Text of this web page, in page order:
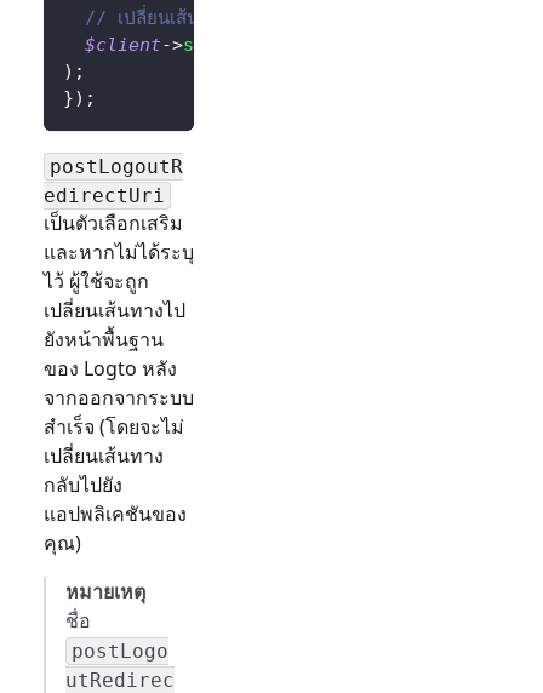
// เปลี่ยนเส้นทางผู้ใช้ไปยังหน้าแรกหลังจากลงชื่อออกสำเ
$client->signOut
) ;
}) ;
postLogoutR
edirectUri
เป็นตัวเลือกเสริม
และหากไม่ได้ระบุ
ไว้ ผู้ใช้จะถูก
เปลี่ยนเส้นทางไป
ยังหน้าพื้นฐาน
ของ Logto หลัง
จากออกจากระบบ
สำเร็จ (โดยจะไม่
เปลี่ยนเส้นทาง
กลับไปยัง
แอปพลิเคชันของ
คุณ)
หมายเหตุ
ชื่อ
postLogo
utRedirec